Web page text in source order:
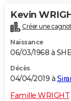
Kevin
Créer une
Naissance
06/03/1968 à
Décès
04/04/2019 à
Famille WRIGHT